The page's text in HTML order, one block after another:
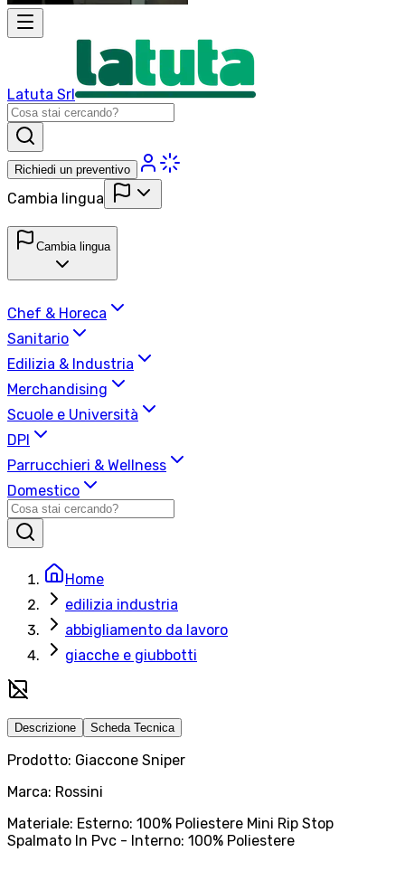
Latuta Srl
Richiedi un preventivo
Cambia lingua
Cambia lingua
Chef & Horeca
Sanitario
Edilizia & Industria
Merchandising
Scuole e Università
DPI
Parrucchieri & Wellness
Domestico
Home
edilizia industria
abbigliamento da lavoro
giacche e giubbotti
Descrizione Scheda Tecnica
Prodotto: Giaccone Sniper
Marca: Rossini
Materiale: Esterno: 100% Poliestere Mini Rip Stop
Spalmato In Pvc - Interno: 100% Poliestere